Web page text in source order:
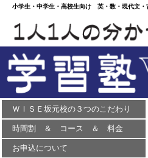
小学生・中学生・高校生向け 英・数・現代文
ＷＩＳＥ坂元校の３つのこだわり
時間割 ＆ コース ＆ 料金
お申込について